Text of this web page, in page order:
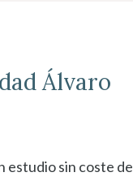
Álvaro
estudio sin coste de